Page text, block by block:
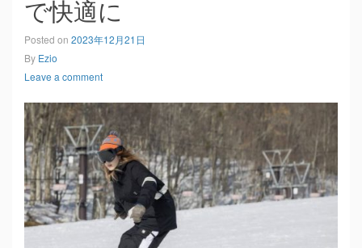
で快適に
Posted on 2023年12月21日
By Ezio
Leave a comment